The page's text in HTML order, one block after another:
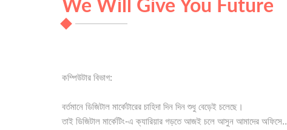
We Will Give You Future
কম্পিউটার বিভাগ:
বর্তমানে ডিজিটাল মার্কেটারের চাহিদা দিন দিন শুধু বেড়েই চলেছে।
তাই ডিজিটাল মার্কেটিং-এ ক্যারিয়ার গড়তে আজই চলে আসুন আমাদের অফিসে..